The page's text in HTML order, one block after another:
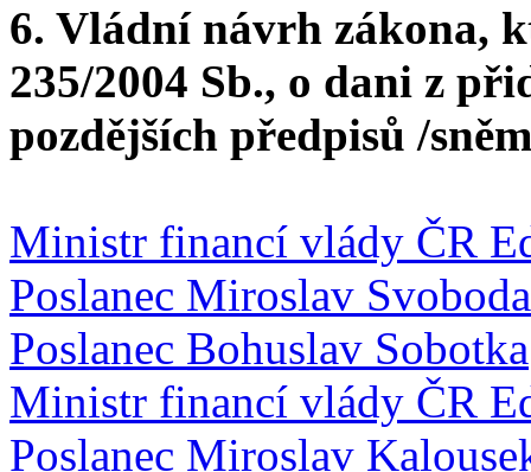
6. Vládní návrh zákona,
235/2004 Sb., o dani z
pozdějších předpisů /
Ministr financí vlády ČR
Poslanec Miroslav Svoboda
Poslanec Bohuslav Sobotka
Ministr financí vlády ČR
Poslanec Miroslav